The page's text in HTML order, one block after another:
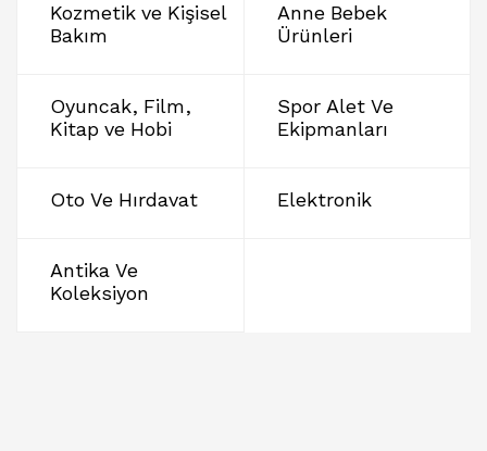
Kozmetik ve Kişisel
Bakım
Anne Bebek
Ürünleri
Oyuncak, Film,
Kitap ve Hobi
Spor Alet Ve
Ekipmanları
Oto Ve Hırdavat Elektronik
Antika Ve
Koleksiyon